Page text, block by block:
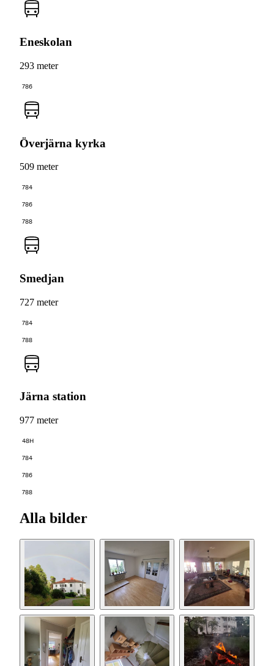
Eneskolan
293 meter
786
Överjärna kyrka
509 meter
784
786
788
Smedjan
727 meter
784
788
Järna station
977 meter
48H
784
786
788
Alla bilder